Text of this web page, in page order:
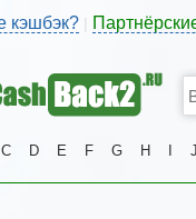
кэшбэк?
C D E F G H